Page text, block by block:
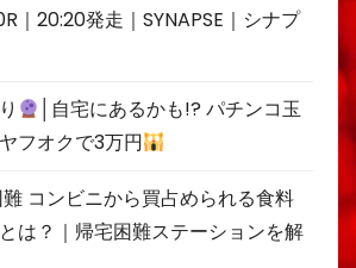
｜20:20発走｜SYNAPSE｜シナプ
│自宅にあるかも!? パチンコ玉
フオクで3万円
コンビニから買占められる食料
は？｜帰宅困難ステーションを解